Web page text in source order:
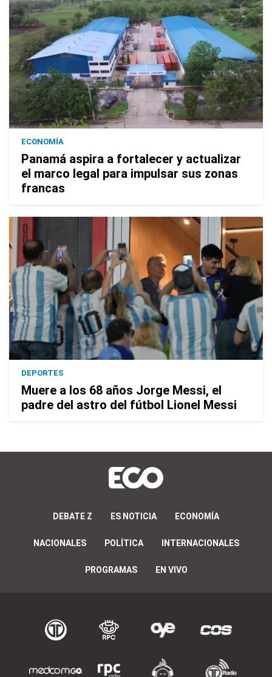
ECONOMÍA
Panamá aspira a fortalecer y actualizar
el marco legal para impulsar sus zonas
francas
DEPORTES
Muere a los 68 años Jorge Messi, el
padre del astro del fútbol Lionel Messi
DEBATE Z ES NOTICIA ECONOMÍA
NACIONALES POLÍTICA INTERNACIONALES
PROGRAMAS EN VIVO